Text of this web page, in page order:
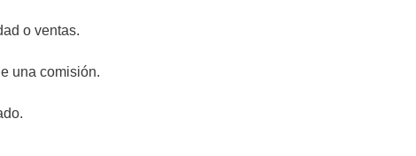
o ventas.
una comisión.